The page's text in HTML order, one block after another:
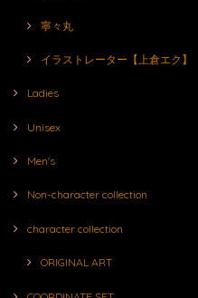
寧々丸
イラストレーター【上倉エク】
Ladies
Unisex
Men's
Non-character collection
character collection
ORIGINAL ART